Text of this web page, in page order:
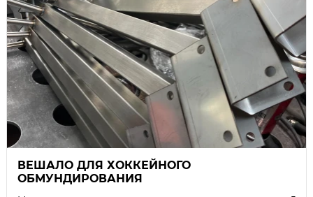
ВЕШАЛО ДЛЯ ХОККЕЙНОГО
ОБМУНДИРОВАНИЯ